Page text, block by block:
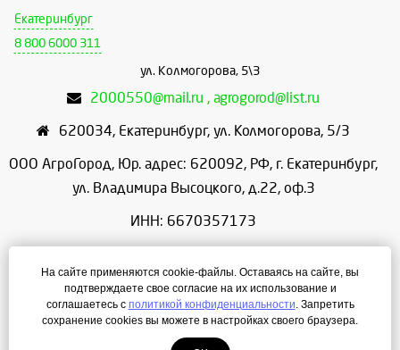
Екатеринбург
8 800 6000 311
ул. Колмогорова, 5\3
2000550@mail.ru , agrogorod@list.ru
620034, Екатеринбург, ул. Колмогорова, 5/3
ООО АгроГород, Юр. адрес: 620092, РФ, г. Екатеринбург,
ул. Владимира Высоцкого, д.22, оф.3
ИНН: 6670357173
ОГРН: 1156658086166
Режим работы: с 9:00 до 18:00
На сайте применяются cookie-файлы. Оставаясь на сайте, вы
подтверждаете свое согласие на их использование и
соглашаетесь с политикой конфиденциальности. Запретить
сохранение cookies вы можете в настройках своего браузера.